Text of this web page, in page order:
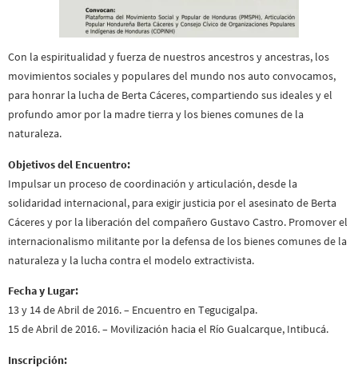
Con la espiritualidad y fuerza de nuestros ancestros y ancestras, los
movimientos sociales y populares del mundo nos auto convocamos,
para honrar la lucha de Berta Cáceres, compartiendo sus ideales y el
profundo amor por la madre tierra y los bienes comunes de la
naturaleza.
Objetivos del Encuentro:
Impulsar un proceso de coordinación y articulación, desde la
solidaridad internacional, para exigir justicia por el asesinato de Berta
Cáceres y por la liberación del compañero Gustavo Castro. Promover el
internacionalismo militante por la defensa de los bienes comunes de la
naturaleza y la lucha contra el modelo extractivista.
Fecha y Lugar:
13 y 14 de Abril de 2016. – Encuentro en Tegucigalpa.
15 de Abril de 2016. – Movilización hacia el Río Gualcarque, Intibucá.
Inscripción: